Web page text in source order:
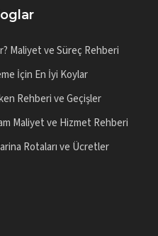
Maliyet ve Süreç Rehberi
İçin En İyi Koylar
Rehberi ve Geçişler
Maliyet ve Hizmet Rehberi
Rotaları ve Ücretler